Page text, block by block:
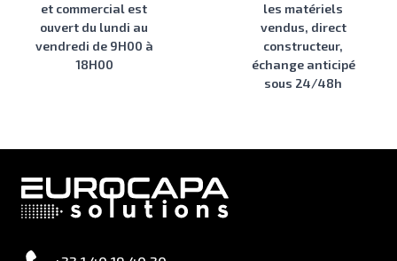
et commercial est
ouvert du lundi au
vendredi de 9H00 à
18H00
les matériels
vendus, direct
constructeur,
échange anticipé
sous 24/48h